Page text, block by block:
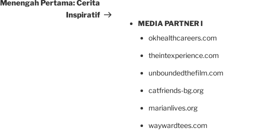
Menengah Pertama: Cerita
Inspiratif
MEDIA PARTNER I
okhealthcareers.com
theintexperience.com
unboundedthefilm.com
catfriends-bg.org
marianlives.org
waywardtees.com